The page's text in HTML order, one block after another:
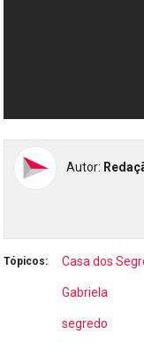
Autor:
Tópicos: Casa dos
Gabriela
segredo